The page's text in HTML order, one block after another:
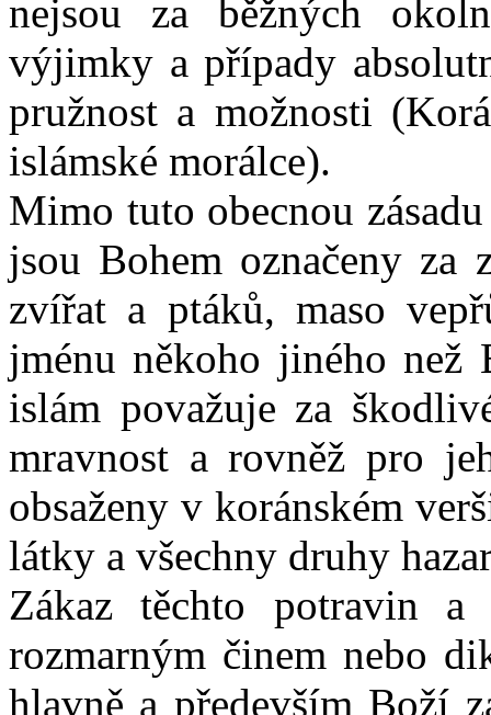
nejsou za běžných
výjimky a případy
pružnost a možnosti
islámské morálce).
Mimo tuto obecnou
jsou Bohem označeny za
zvířat a ptáků, maso
jménu někoho jiného než
islám považuje za
mravnost a rovněž pro
obsaženy v koránském
látky a všechny druhy
Zákaz těchto potravin a
rozmarným činem nebo
hlavně a především Boží